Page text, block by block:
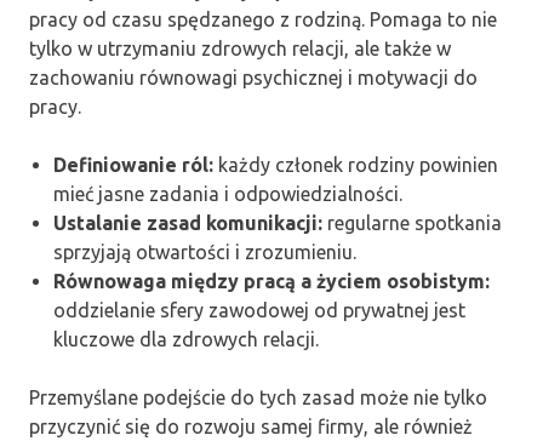
pracy od czasu spędzanego z rodziną. Pomaga to nie
tylko w utrzymaniu zdrowych relacji, ale także w
zachowaniu równowagi psychicznej i motywacji do
pracy.
Definiowanie ról: każdy członek rodziny powinien
mieć jasne zadania i odpowiedzialności.
Ustalanie zasad komunikacji: regularne spotkania
sprzyjają otwartości i zrozumieniu.
Równowaga między pracą a życiem osobistym:
oddzielanie sfery zawodowej od prywatnej jest
kluczowe dla zdrowych relacji.
Przemyślane podejście do tych zasad może nie tylko
przyczynić się do rozwoju samej firmy, ale również